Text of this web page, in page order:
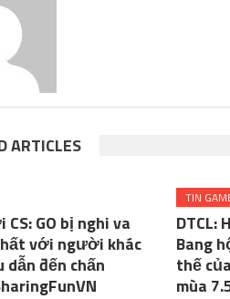
ARTICLES
GO bị nghi va
với người khác
đến chấn
TIN
DTCL:
Bang
thế
mùa